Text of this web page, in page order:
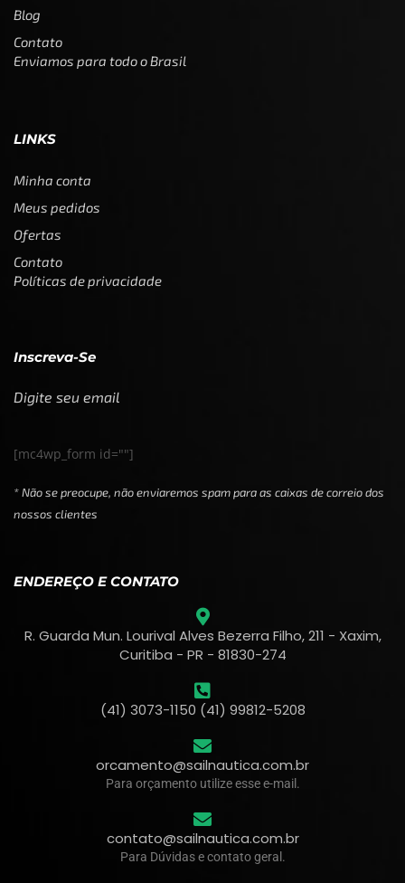
Blog
Contato
Enviamos para todo o Brasil
LINKS
Minha conta
Meus pedidos
Ofertas
Contato
Políticas de privacidade
Inscreva-Se
Digite seu email
[mc4wp_form id=""]
* Não se preocupe, não enviaremos spam para as caixas de correio dos
nossos clientes
ENDEREÇO E CONTATO
R. Guarda Mun. Lourival Alves Bezerra Filho, 211 - Xaxim,
Curitiba - PR - 81830-274
(41) 3073-1150 (41) 99812-5208
orcamento@sailnautica.com.br
Para orçamento utilize esse e-mail.
contato@sailnautica.com.br
Para Dúvidas e contato geral.